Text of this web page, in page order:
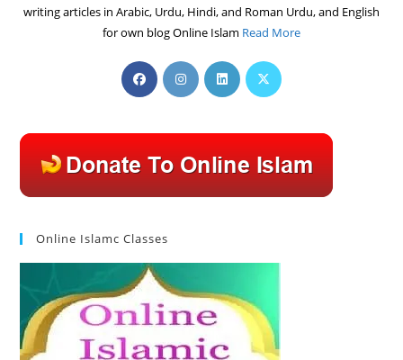
writing articles in Arabic, Urdu, Hindi, and Roman Urdu, and English
for own blog Online Islam Read More
Opens
in
new
tab
Opens
in
new
tab
Opens
in
new
tab
Opens
new
tab
Online Islamc Classes